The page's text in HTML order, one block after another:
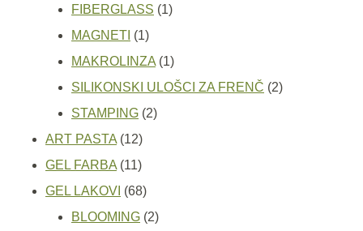
proizvoda
FIBERGLASS 11
MAGNETI 11
proizvod
MAKROLINZA 11
proizvod
SILIKONSKI ULOŠCI ZA FRENČ 22
STAMPING 22
ART PASTA 1212
proizvoda
GEL FARBA 1111
proizvoda
GEL LAKOVI 6868
proizvoda
BLOOMING 22